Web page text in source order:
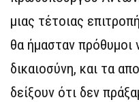
μιας τέτοιας
θα ήμασταν πρόθυμοι
δικαιοσύνη, και τα
δείξουν ότι δεν